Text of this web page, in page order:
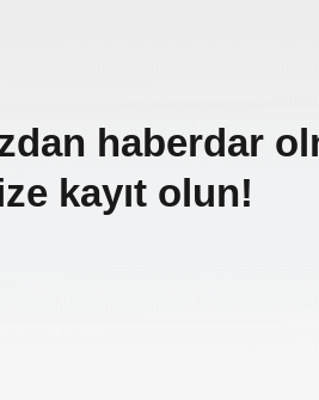
haberdar
kayıt olun!